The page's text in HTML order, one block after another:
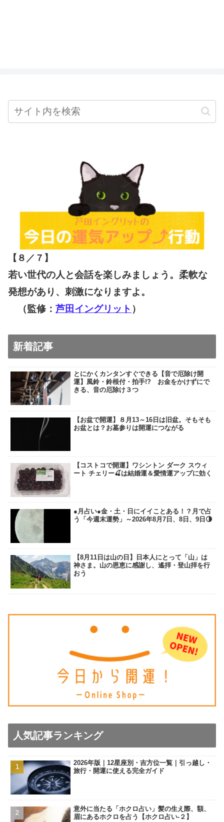
【８／７ 】
若い世代の人と会話を楽しみましょう。柔軟な
発想があり、刺激になりますよ。
（監修： 芦田イングリット ）
新着記事
とにかくカンタンすぐできる【音で厄除け開
運】風鈴・鈴根付・拍手!? お金をかけずにで
きる、音の厄除け３つ
【お盆で開運】８月13～16日は旧盆。そもそも
お盆とは？お墓参りは開運につながる
【コストコで開運】ワシントン ダーク スウィ
ート チェリー🍒は結婚運＆愛情運アップに効く
●月占い●金・土・日にイイことある！？月で占
う「今週末運勢」～2026年8月7日、8日、9日🌗
【8月11日は山の日】日本人にとって「山」は
神さま。山の恩恵に感謝し、遙拝・登山拝を行
おう
人気記事ランキング
2026年版｜12星座別・吉方位一覧｜引っ越し・
旅行・開運に使える完全ガイド
意外に当たる「ホクロ占い」髪の生え際、額、
眉にあるホクロを占う【ホクロ占い‐２】